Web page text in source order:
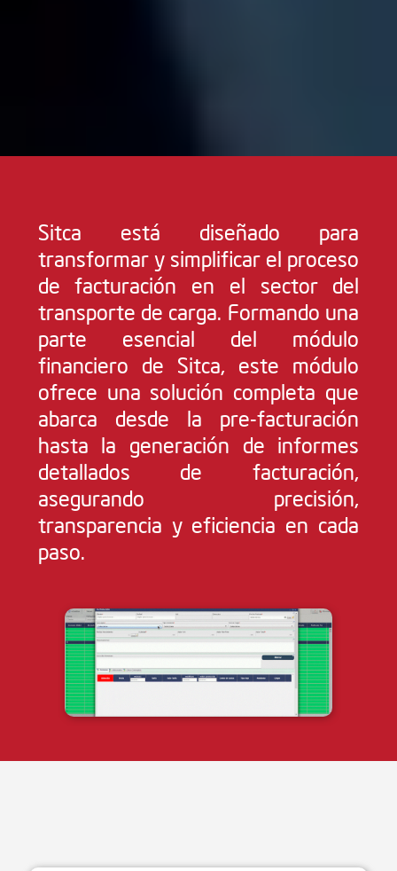
Sitca está diseñado para
transformar y simplificar el proceso
de facturación en el sector del
transporte de carga. Formando una
parte esencial del módulo
financiero de Sitca, este módulo
ofrece una solución completa que
abarca desde la pre-facturación
hasta la generación de informes
detallados de facturación,
asegurando precisión,
transparencia y eficiencia en cada
paso.